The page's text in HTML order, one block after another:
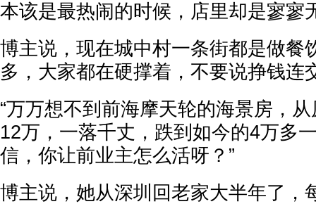
本该是最热闹的时候，店里却是寥寥
博主说，现在城中村一条街都是做餐
多，大家都在硬撑着，不要说挣钱连
“万万想不到前海摩天轮的海景房，
12万，一落千丈，跌到如今的4万多
信，你让前业主怎么活呀？”
博主说，她从深圳回老家大半年了，